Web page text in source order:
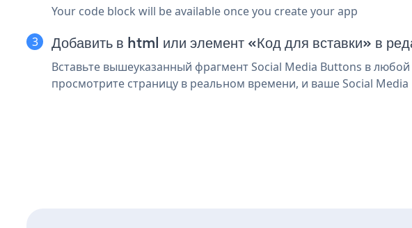
Your code block will be available once you create your app
Добавить в html или элемент «Код для вставки» в
Вставьте вышеуказанный фрагмент Social Media Buttons в
просмотрите страницу в реальном времени, и ваше Social Media